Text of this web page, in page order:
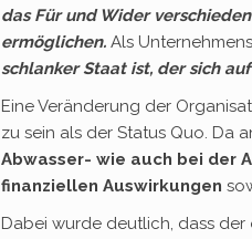
das Für und Wider
ermöglichen. Als
schlanker Staat ist, der sich
Eine Veränderung der
zu sein als der Status Quo. Da
Abwasser- wie auch bei der
finanziellen Auswirkungen
Dabei wurde deutlich, dass der